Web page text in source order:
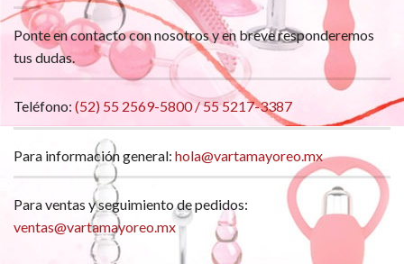
Ponte en contacto con nosotros y en breve responderemos
tus dudas.
Teléfono: (52) 55 2569-5800 / 55 5217-3387
Para información general: hola@vartamayoreo.mx
Para ventas y seguimiento de pedidos:
ventas@vartamayoreo.mx